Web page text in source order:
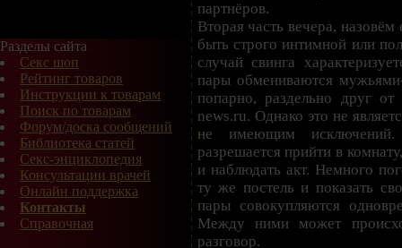
Разделы сайта
Секс шоп
Рейтинг товаров
Инструкции к товарам
Поиск по товарам
Форум/доска сообщений
Библиотека статей
Секс-энциклопедия
Консультации врачей
Онлайн поддержка
Контакты
Справочная
партнёров.
Вторая часть вечера,
быть строго интимной или
случай свинга
пары обмениваются
попарно, раздельно друг
news.ru. Однако это не
не имеющим
разрешается прийти в
и наблюдать акт. Немного
ту же постель и показать
пары совокупляются
Между ними может
разговор.